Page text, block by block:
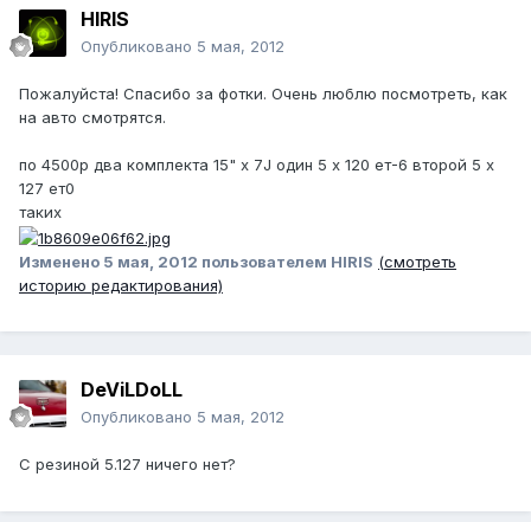
HIRIS
Опубликовано 5 мая, 2012
Пожалуйста! Спасибо за фотки. Очень люблю посмотреть, как
на авто смотрятся.
по 4500р два комплекта 15" х 7J один 5 х 120 ет-6 второй 5 х
127 ет0
таких
Изменено 5 мая, 2012 пользователем HIRIS (смотреть
историю редактирования)
DeViLDoLL
Опубликовано 5 мая, 2012
С резиной 5.127 ничего нет?